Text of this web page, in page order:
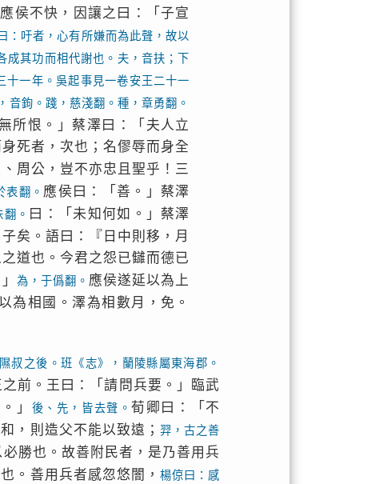
應侯不快，因讓之曰：「子宣
：吁者，心有所嫌而為此聲，故以
成其功而相代謝也。夫，音扶；下
十一年。吳起事見一卷安王二十一
鉤。踐，慈淺翻。種，章勇翻。
所恨。」蔡澤曰：「夫人立
死者，次也；名僇辱而身全
周公，豈不亦忠且聖乎！三
表翻。 應侯曰：「善。」蔡澤
。 曰：「未知何如。」蔡澤
矣。語曰：『日中則移，月
道也。今君之怨已讎而德已
為，于僞翻。 應侯遂延以為上
為相國。澤為相數月，免。
叔之後。班《志》，蘭陵縣屬東海郡。
前。王曰：「請問兵要。」臨武
」
後、先，皆去聲。荀卿曰：「不
，則造父不能以致遠； 羿，古之善
勝也。故善附民者，是乃善用兵
。善用兵者感忽悠闇， 楊倞曰：感